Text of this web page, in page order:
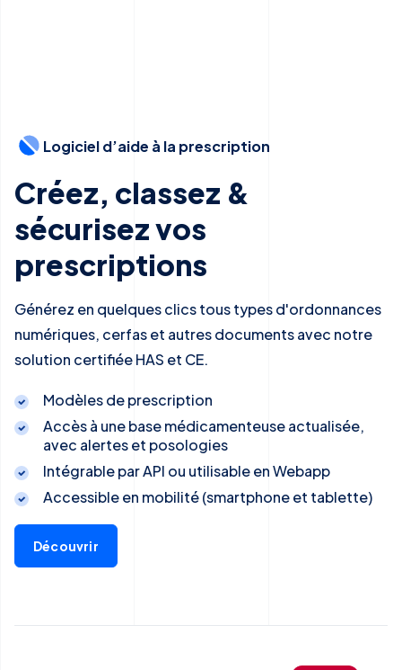
Logiciel d’aide à la prescription
Créez, classez &
sécurisez vos
prescriptions
Générez en quelques clics tous types d'ordonnances
numériques, cerfas et autres documents avec notre
solution certifiée HAS et CE.
Modèles de prescription
Accès à une base médicamenteuse actualisée,
avec alertes et posologies
Intégrable par API ou utilisable en Webapp
Accessible en mobilité (smartphone et tablette)
Découvrir